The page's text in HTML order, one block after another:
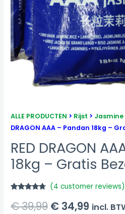
ALLE PRODUCTEN > Rijst > Jasmine
DRAGON AAA – Pandan 18kg –
RED DRAGON
18kg – Gratis
out of 5
based on
(4 customer reviews)
€39,99 € 34,99 incl.